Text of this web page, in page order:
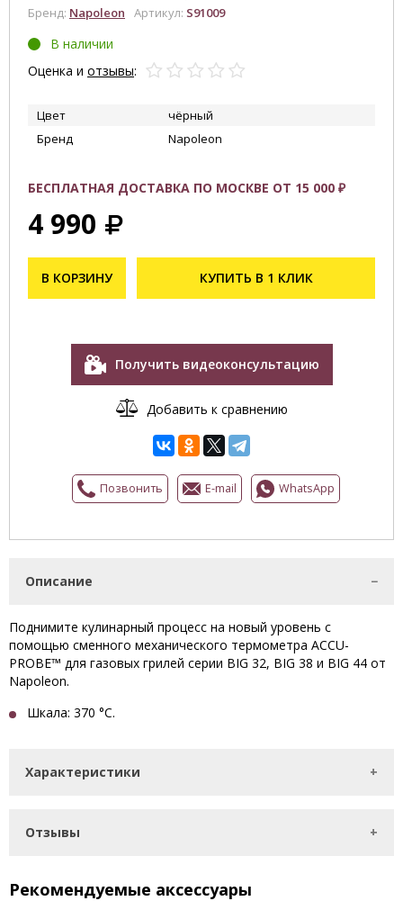
Бренд: Napoleon Артикул: S91009
В наличии
Оценка и отзывы:
Цвет
чёрный
Бренд
Napoleon
БЕСПЛАТНАЯ ДОСТАВКА ПО МОСКВЕ ОТ 15 000 ₽
4 990
В КОРЗИНУ КУПИТЬ В 1 КЛИК
Получить видеоконсультацию
Добавить к сравнению
Позвонить E-mail WhatsApp
Описание
Поднимите кулинарный процесс на новый уровень с
помощью сменного механического термометра ACCU-
PROBE™ для газовых грилей серии BIG 32, BIG 38 и BIG 44 от
Napoleon.
Шкала: 370 °C.
Характеристики
Отзывы
Рекомендуемые аксессуары